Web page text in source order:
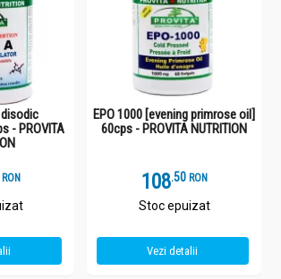
disodic
- PROVITA
RON
EPO 1000 [evening primrose oil]
60cps - PROVITA NUTRITION
108.5 RON
Stoc epuizat
Vezi detalii